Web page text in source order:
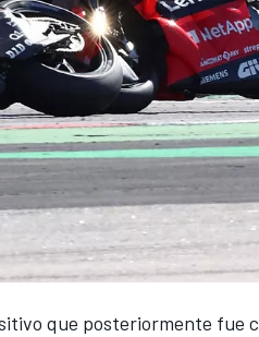
que posteriormente fue